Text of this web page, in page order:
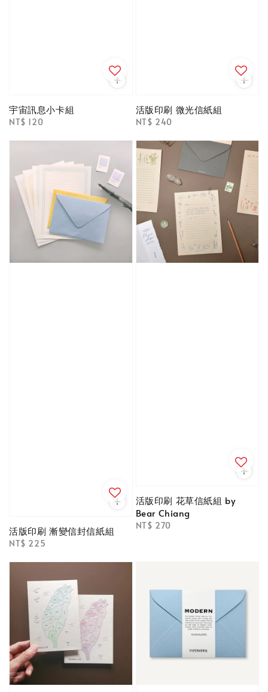
宇宙訊息小卡組
Regular
NT$ 120
活版印刷 微光信紙組
Regular
NT$ 240
活版印刷 漸變信封信紙組
Regular
NT$ 225
活版印刷 花草信紙組 by
Bear Chiang
Regular
NT$ 270